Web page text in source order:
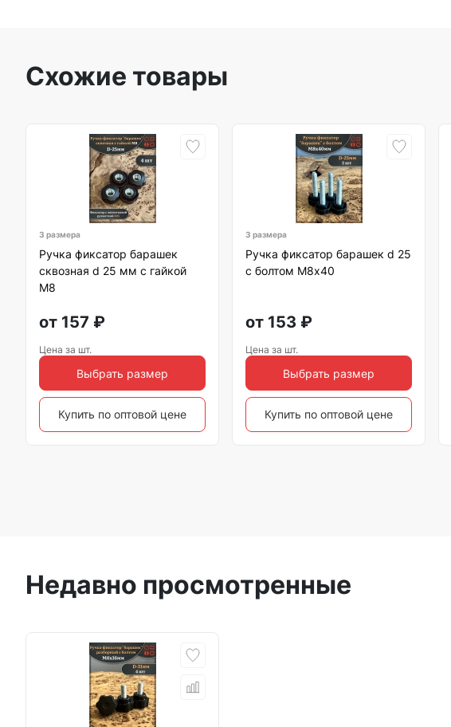
Схожие товары
3 размера
Ручка фиксатор барашек
сквозная d 25 мм с гайкой
М8
от 157 ₽
Цена за шт.
Выбрать размер
Купить по оптовой цене
3 размера
Ручка фиксатор барашек d 25
с болтом М8х40
от 153 ₽
Цена за шт.
Выбрать размер
Купить по оптовой цене
Недавно просмотренные